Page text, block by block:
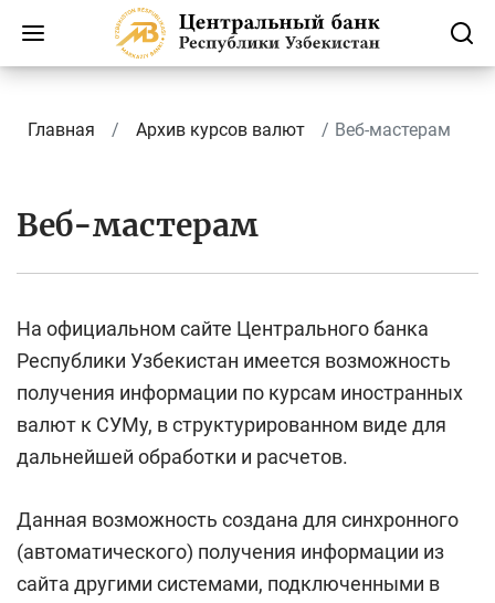
Главная Архив курсов валют Веб-мастерам
Веб-мастерам
На официальном сайте Центрального банка
Республики Узбекистан имеется возможность
получения информации по курсам иностранных
валют к СУМу, в структурированном виде для
дальнейшей обработки и расчетов.
Данная возможность создана для синхронного
(автоматического) получения информации из
сайта другими системами, подключенными в